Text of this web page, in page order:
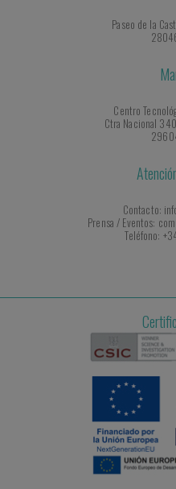
Paseo de la
Centro
Ctra Nacional
Contacto:
Prensa / Eventos:
Teléfono: